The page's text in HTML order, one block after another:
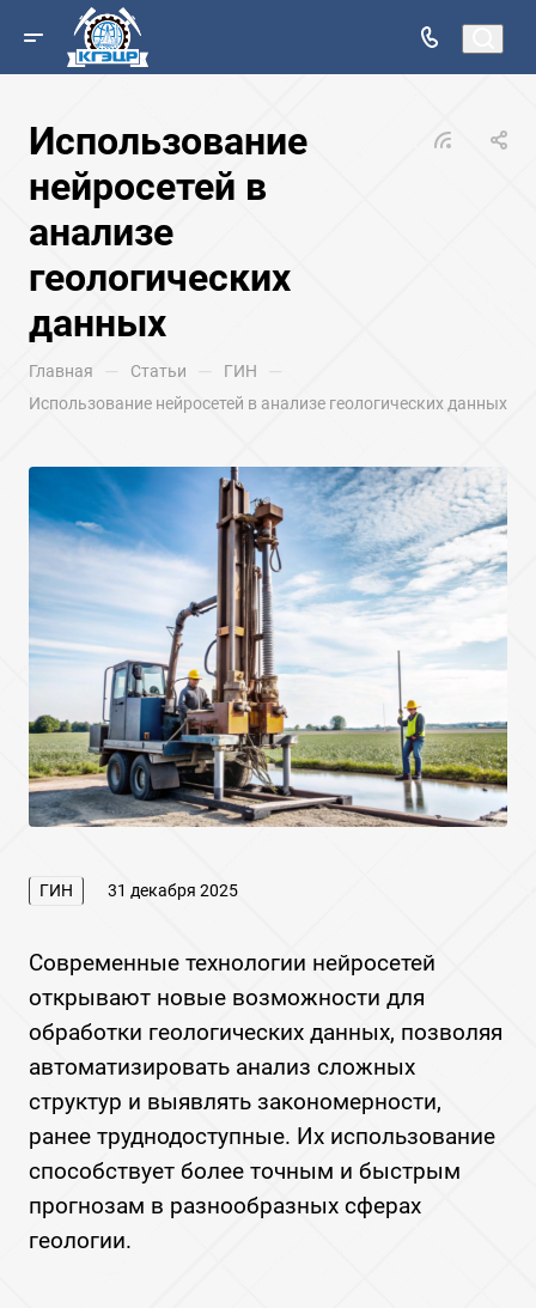
Использование
нейросетей в
анализе
геологических
данных
Главная — Статьи — ГИН —
Использование нейросетей в анализе геологических данных
ГИН 31 декабря 2025
Современные технологии нейросетей
открывают новые возможности для
обработки геологических данных, позволяя
автоматизировать анализ сложных
структур и выявлять закономерности,
ранее труднодоступные. Их использование
способствует более точным и быстрым
прогнозам в разнообразных сферах
геологии.